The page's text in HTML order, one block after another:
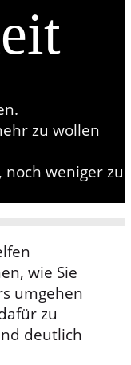
zu wollen
weniger zu
wie Sie
umgehen
zu
deutlich